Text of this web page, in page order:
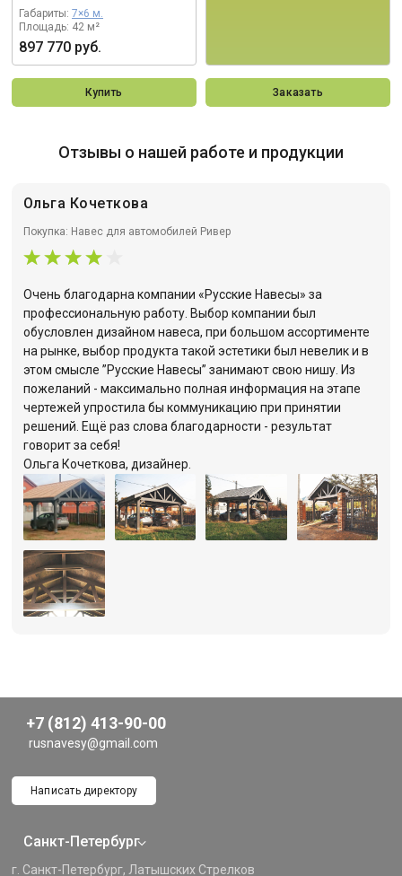
Габариты: 7×6 м.
Площадь: 42 м²
897 770 руб.
Купить Заказать
Отзывы о нашей работе и продукции
Ольга Кочеткова
Покупка: Навес для автомобилей Ривер
Очень благодарна компании «Русские Навесы» за
профессиональную работу. Выбор компании был
обусловлен дизайном навеса, при большом ассортименте
на рынке, выбор продукта такой эстетики был невелик и в
этом смысле ”Русские Навесы” занимают свою нишу. Из
пожеланий - максимально полная информация на этапе
чертежей упростила бы коммуникацию при принятии
решений. Ещё раз слова благодарности - результат
говорит за себя!
Ольга Кочеткова, дизайнер.
+7 (812) 413-90-00
rusnavesy@gmail.com
Написать директору
Санкт-Петербург
г. Санкт-Петербург, Латышских Стрелков